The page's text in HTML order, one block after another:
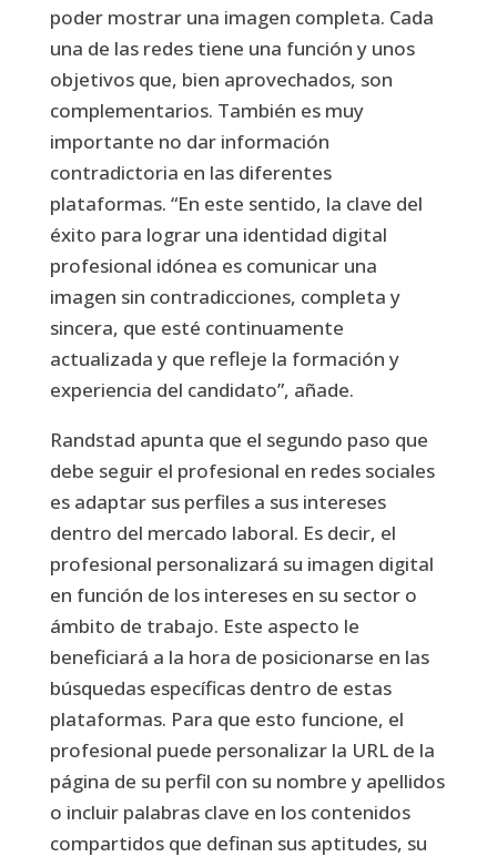
poder mostrar una imagen completa. Cada
una de las redes tiene una función y unos
objetivos que, bien aprovechados, son
complementarios. También es muy
importante no dar información
contradictoria en las diferentes
plataformas. “En este sentido, la clave del
éxito para lograr una identidad digital
profesional idónea es comunicar una
imagen sin contradicciones, completa y
sincera, que esté continuamente
actualizada y que refleje la formación y
experiencia del candidato”, añade.
Randstad apunta que el segundo paso que
debe seguir el profesional en redes sociales
es adaptar sus perfiles a sus intereses
dentro del mercado laboral. Es decir, el
profesional personalizará su imagen digital
en función de los intereses en su sector o
ámbito de trabajo. Este aspecto le
beneficiará a la hora de posicionarse en las
búsquedas específicas dentro de estas
plataformas. Para que esto funcione, el
profesional puede personalizar la URL de la
página de su perfil con su nombre y apellidos
o incluir palabras clave en los contenidos
compartidos que definan sus aptitudes, su